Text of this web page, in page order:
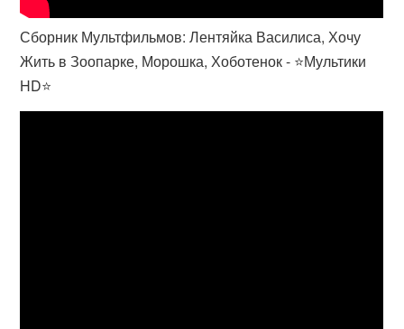
Сборник Мультфильмов: Лентяйка Василиса, Хочу
Жить в Зоопарке, Морошка, Хоботенок - ⭐Мультики
HD⭐